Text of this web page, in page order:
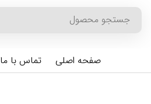
صفحه اصلی تماس با ما